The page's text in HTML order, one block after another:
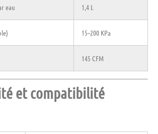
eau 1,4 L
15–200 KPa
145 CFM
et compatibilité